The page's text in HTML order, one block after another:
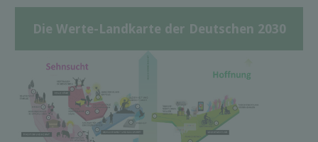
Die Werte-Landkarte der Deutschen 2030